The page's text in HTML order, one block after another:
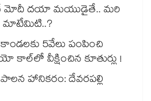
మోదీ దయా మయుడైతే.. మరి
మాటేమిటి..?
5వేలు పంపించి
కాల్⁭లో వీక్షించిన కూతుర్లు !
పాలన హానికరం: దేవరపల్లి